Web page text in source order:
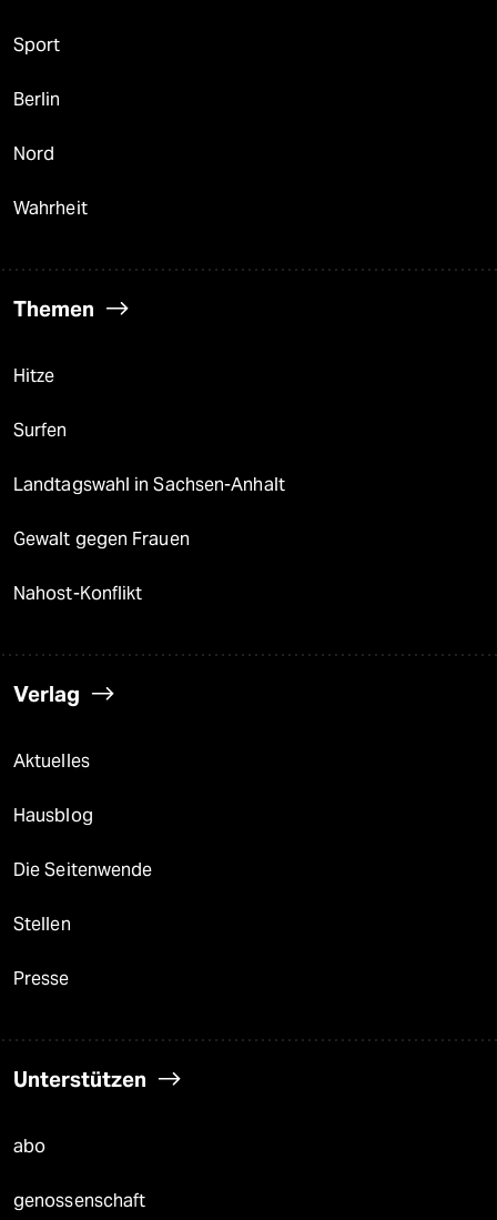
Sport
Berlin
Nord
Wahrheit
Themen
Hitze
Surfen
Landtagswahl in Sachsen-Anhalt
Gewalt gegen Frauen
Nahost-Konflikt
Verlag
Aktuelles
Hausblog
Die Seitenwende
Stellen
Presse
Unterstützen
abo
genossenschaft